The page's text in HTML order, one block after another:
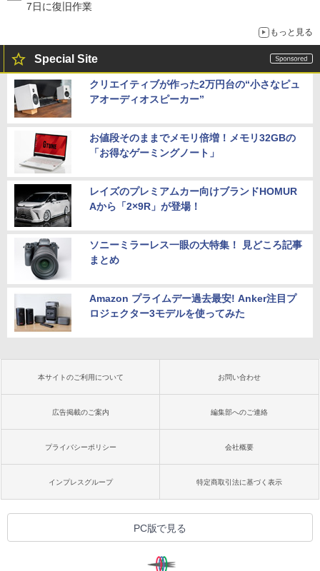
7日に復旧作業
もっと見る
Special Site
クリエイティブが作った2万円台の“小さなピュ
アオーディオスピーカー”
お値段そのままでメモリ倍増！メモリ32GBの
「お得なゲーミングノート」
レイズのプレミアムカー向けブランドHOMUR
Aから「2×9R」が登場！
ソニーミラーレス一眼の大特集！ 見どころ記事
まとめ
Amazon プライムデー過去最安! Anker注目プ
ロジェクター3モデルを使ってみた
本サイトのご利用について お問い合わせ
広告掲載のご案内 編集部へのご連絡
プライバシーポリシー 会社概要
インプレスグループ 特定商取引法に基づく表示
PC版で見る